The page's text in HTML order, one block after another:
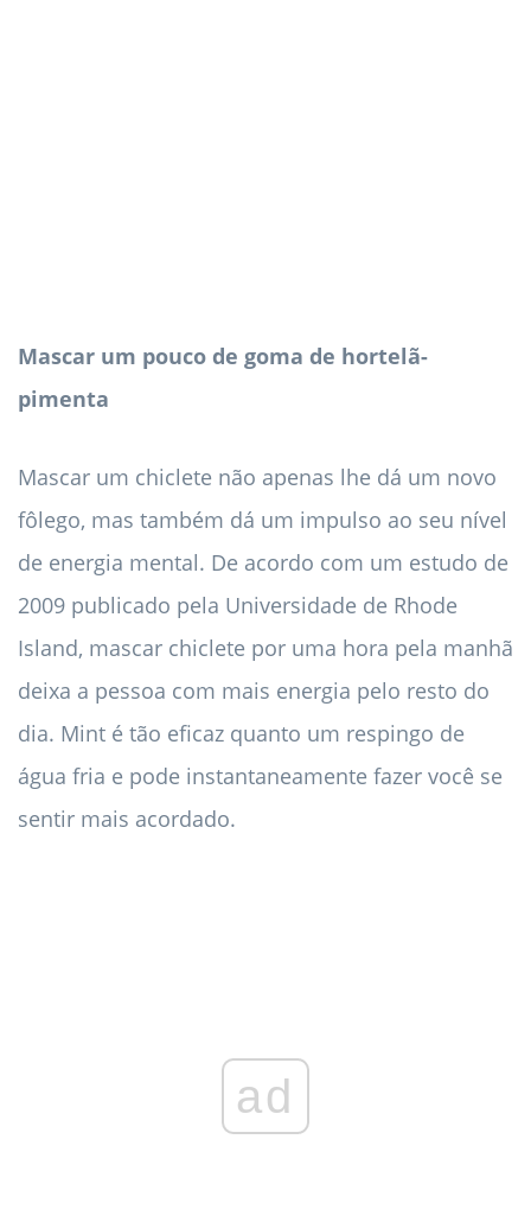
Mascar um pouco de goma de hortelã-
pimenta
Mascar um chiclete não apenas lhe dá um novo
fôlego, mas também dá um impulso ao seu nível
de energia mental. De acordo com um estudo de
2009 publicado pela Universidade de Rhode
Island, mascar chiclete por uma hora pela manhã
deixa a pessoa com mais energia pelo resto do
dia. Mint é tão eficaz quanto um respingo de
água fria e pode instantaneamente fazer você se
sentir mais acordado.
ad